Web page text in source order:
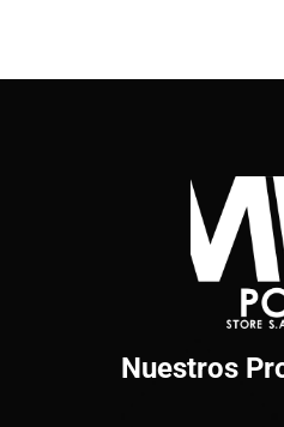
Nuestros